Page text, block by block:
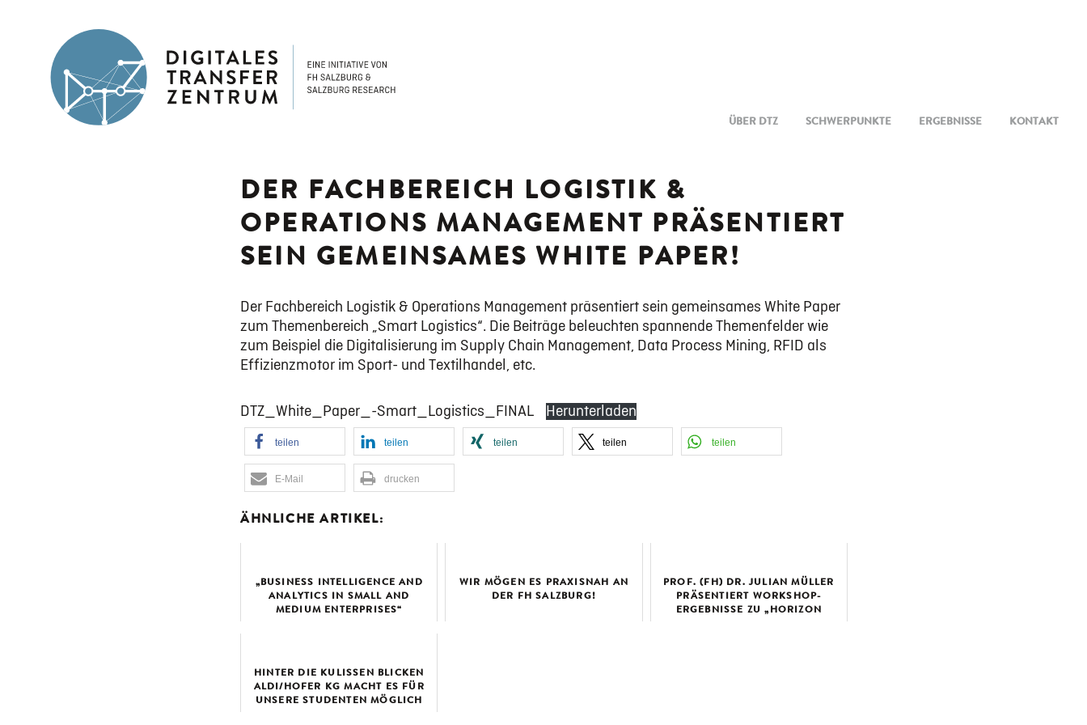
ÜBER DTZ SCHWERPUNKTE ERGEBNISSE KONTAKT
DER FACHBEREICH LOGISTIK &
OPERATIONS MANAGEMENT PRÄSENTIERT
SEIN GEMEINSAMES WHITE PAPER!
Der Fachbereich Logistik & Operations Management präsentiert sein gemeinsames White Paper
zum Themenbereich „Smart Logistics“. Die Beiträge beleuchten spannende Themenfelder wie
zum Beispiel die Digitalisierung im Supply Chain Management, Data Process Mining, RFID als
Effizienzmotor im Sport- und Textilhandel, etc.
DTZ_White_Paper_-Smart_Logistics_FINAL Herunterladen
teilen teilen teilen teilen teilen
E-Mail drucken
ÄHNLICHE ARTIKEL:
„BUSINESS INTELLIGENCE AND
ANALYTICS IN SMALL AND
MEDIUM ENTERPRISES“
WIR MÖGEN ES PRAXISNAH AN
DER FH SALZBURG!
PROF. (FH) DR. JULIAN MÜLLER
PRÄSENTIERT WORKSHOP-
ERGEBNISSE ZU „HORIZON
HINTER DIE KULISSEN BLICKEN
ALDI/HOFER KG MACHT ES FÜR
UNSERE STUDENTEN MÖGLICH